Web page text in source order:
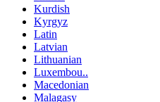
Kurdish
Kyrgyz
Latin
Latvian
Lithuanian
Luxembou..
Macedonian
Malagasy